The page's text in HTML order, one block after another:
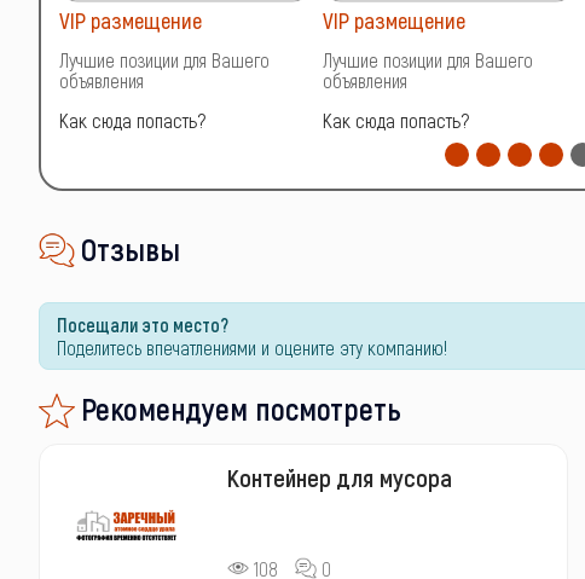
VIP размещение
Лучшие позиции для Вашего
объявления
Как сюда попасть?
VIP размещение
Лучшие позиции для Вашего
объявления
Как сюда попасть?
Отзывы
Посещали это место?
Поделитесь впечатлениями и оцените эту компанию!
Рекомендуем посмотреть
Контейнер для мусора
108
0